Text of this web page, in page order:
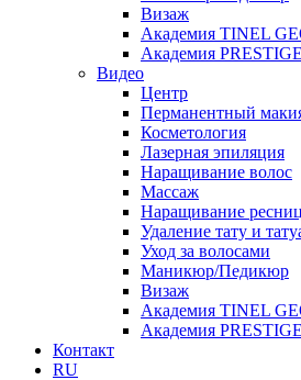
Визаж
Академия TINEL
Академия
Видео
Центр
Перманентный
Косметология
Лазерная эпиляция
Наращивание волос
Массаж
Наращивание ресниц
Удаление тату и
Уход за волосами
Маникюр/Педикюр
Визаж
Академия TINEL
Академия
Контакт
RU